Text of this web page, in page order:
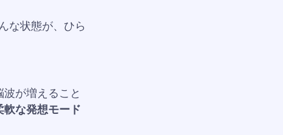
な状態が、ひら
が増えること
軟な発想モード